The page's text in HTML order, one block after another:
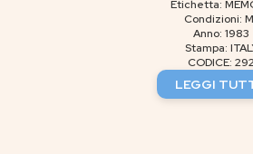
Etichetta:
Condizioni:
Anno: 1983
Stampa:
CODICE:
LEGGI